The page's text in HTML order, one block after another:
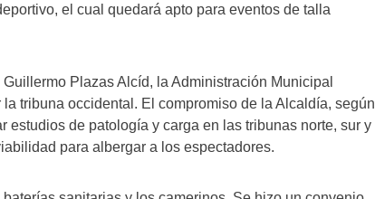
el cual quedará apto para eventos de talla
Plazas Alcíd, la Administración Municipal
tribuna occidental. El compromiso de la Alcaldía, según
estudios de patología y carga en las tribunas norte, sur y
para albergar a los espectadores.